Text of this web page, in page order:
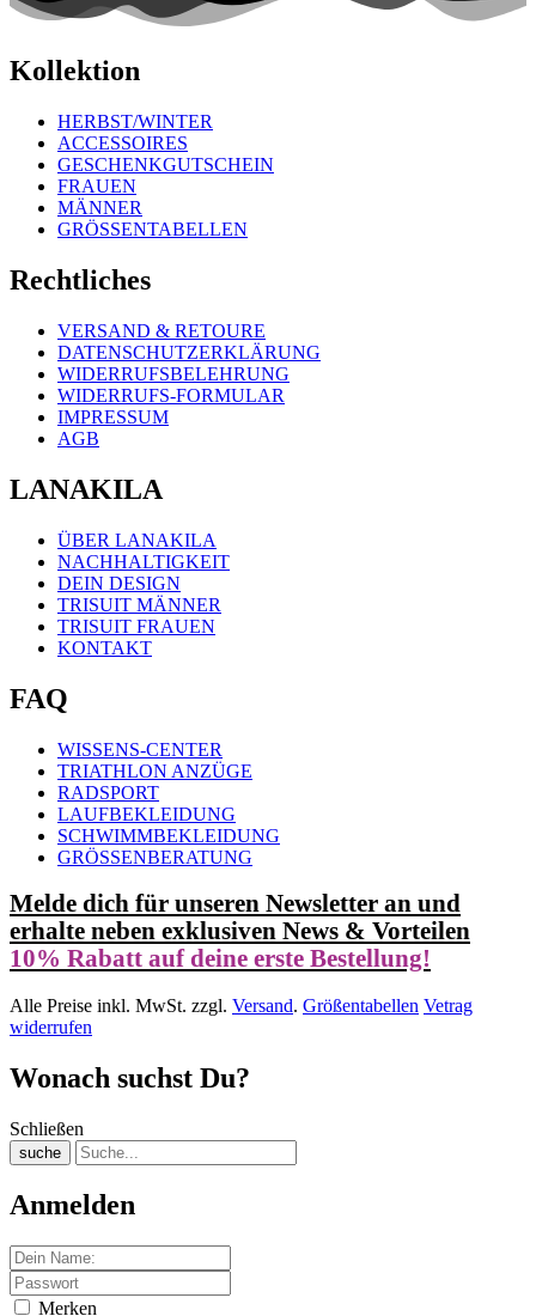
Kollektion
HERBST/WINTER
ACCESSOIRES
GESCHENKGUTSCHEIN
FRAUEN
MÄNNER
GRÖSSENTABELLEN
Rechtliches
VERSAND & RETOURE
DATENSCHUTZERKLÄRUNG
WIDERRUFSBELEHRUNG
WIDERRUFS-FORMULAR
IMPRESSUM
AGB
LANAKILA
ÜBER LANAKILA
NACHHALTIGKEIT
DEIN DESIGN
TRISUIT MÄNNER
TRISUIT FRAUEN
KONTAKT
FAQ
WISSENS-CENTER
TRIATHLON ANZÜGE
RADSPORT
LAUFBEKLEIDUNG
SCHWIMMBEKLEIDUNG
GRÖSSENBERATUNG
Melde dich für unseren Newsletter an und
erhalte neben exklusiven News & Vorteilen
10% Rabatt auf deine erste Bestellung!
Alle Preise inkl. MwSt. zzgl. Versand. Größentabellen Vetrag
widerrufen
Wonach suchst Du?
Schließen
suche
Anmelden
Merken